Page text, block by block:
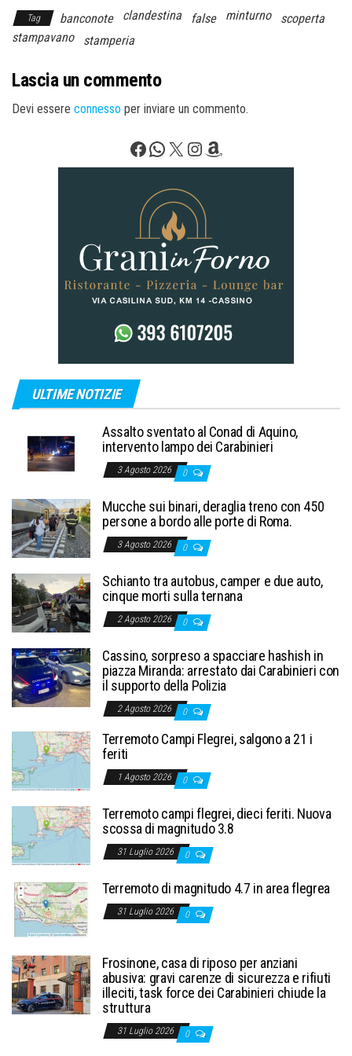
Tag banconote clandestina false minturno
scoperta
stampavano
stamperia
Lascia un commento
Devi essere connesso per inviare un commento.
Facebook
WhatsApp
X Instagram
Amazon
ULTIME NOTIZIE
Assalto sventato al Conad di Aquino,
intervento lampo dei Carabinieri
3 Agosto 2026 0
Mucche sui binari, deraglia treno con 450
persone a bordo alle porte di Roma.
3 Agosto 2026 0
Schianto tra autobus, camper e due auto,
cinque morti sulla ternana
2 Agosto 2026 0
Cassino, sorpreso a spacciare hashish in
piazza Miranda: arrestato dai Carabinieri con
il supporto della Polizia
2 Agosto 2026 0
Terremoto Campi Flegrei, salgono a 21 i
feriti
1 Agosto 2026 0
Terremoto campi flegrei, dieci feriti. Nuova
scossa di magnitudo 3.8
31 Luglio 2026 0
Terremoto di magnitudo 4.7 in area flegrea
31 Luglio 2026 0
Frosinone, casa di riposo per anziani
abusiva: gravi carenze di sicurezza e rifiuti
illeciti, task force dei Carabinieri chiude la
struttura
31 Luglio 2026 0